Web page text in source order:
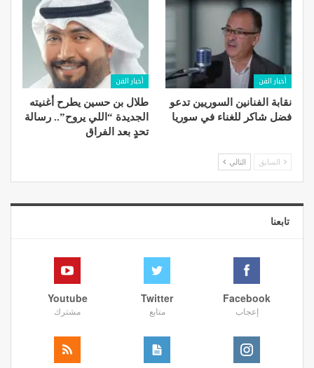
أخبار الفن
نقابة الفنانين السوريين تدعو
فضل شاكر للغناء في سوريا
أخبار الفن
طلال بن حسين يطرح أغنيته
الجديدة “اللي يروح”.. رسالة
تحدٍ بعد الفراق
السابق التالي
تابعنا
Facebook
إعجاب
Twitter
متابع
Youtube
مشترك